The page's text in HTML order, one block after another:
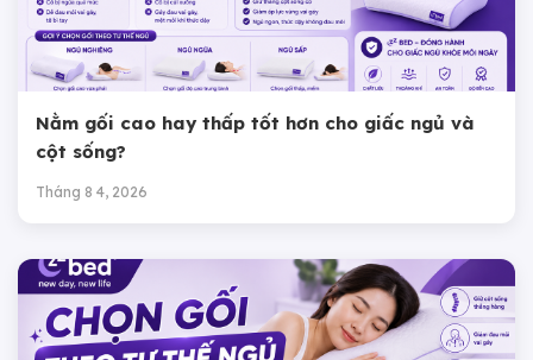
Nằm gối cao hay thấp tốt hơn cho giấc ngủ và
cột sống?
Tháng 8 4, 2026